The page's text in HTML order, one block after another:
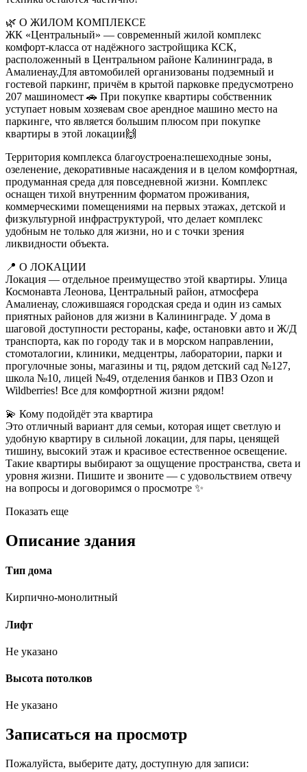
🌿 О ЖИЛОМ КОМПЛЕКСЕ
ЖК «Центральный» — современный жилой комплекс
комфорт-класса от надёжного застройщика КСК,
расположенный в Центральном районе Калининграда, в
Амалиенау.Для автомобилей организованы подземный и
гостевой паркинг, причём в крытой парковке предусмотрено
207 машиномест 🚗 При покупке квартиры собственник
уступает новым хозяевам свое арендное машино место на
паркинге, что является большим плюсом при покупке
квартиры в этой локации🙌
Территория комплекса благоустроена:пешеходные зоны,
озеленение, декоративные насаждения и в целом комфортная,
продуманная среда для повседневной жизни. Комплекс
оснащен тихой внутренним форматом проживания,
коммерческими помещениями на первых этажах, детской и
физкультурной инфраструктурой, что делает комплекс
удобным не только для жизни, но и с точки зрения
ликвидности объекта.
📍 О ЛОКАЦИИ
Локация — отдельное преимущество этой квартиры. Улица
Космонавта Леонова, Центральный район, атмосфера
Амалиенау, сложившаяся городская среда и один из самых
приятных районов для жизни в Калининграде. У дома в
шаговой доступности рестораны, кафе, остановки авто и Ж/Д
транспорта, как по городу так и в морском направлении,
стомоталогии, клиники, медцентры, лаборатории, парки и
прогулочные зоны, магазины и тц, рядом детский сад №127,
школа №10, лицей №49, отделения банков и ПВЗ Ozon и
Wildberries! Все для комфортной жизни рядом!
💫 Кому подойдёт эта квартира
Это отличный вариант для семьи, которая ищет светлую и
удобную квартиру в сильной локации, для пары, ценящей
тишину, высокий этаж и красивое естественное освещение.
Такие квартиры выбирают за ощущение пространства, света и
уровня жизни. Пишите и звоните — с удовольствием отвечу
на вопросы и договоримся о просмотре ✨
Показать еще
Описание здания
Тип дома
Кирпично-монолитный
Лифт
Не указано
Высота потолков
Не указано
Записаться на просмотр
Пожалуйста, выберите дату, доступную для записи: